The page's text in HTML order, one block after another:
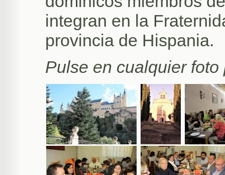
integran en la
provincia de Hispania.
Pulse en cualquier